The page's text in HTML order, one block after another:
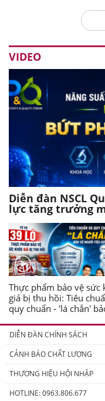
VIDEO
Diễn đàn NSCL
lực tăng trưởng
Thực phẩm bảo vệ sức
giả bị thu hồi: Tiêu
quy chuẩn - 'lá chắn'
DIỄN ĐÀN CHÍNH SÁCH
CẢNH BÁO CHẤT LƯỢNG
THƯƠNG HIỆU HỘI NHẬP
HOTLINE: 0963.806.677